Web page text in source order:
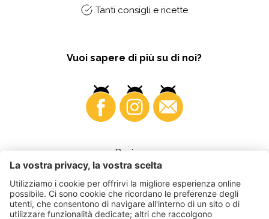
Tanti consigli e ricette
Vuoi sapere di più su di noi?
Business